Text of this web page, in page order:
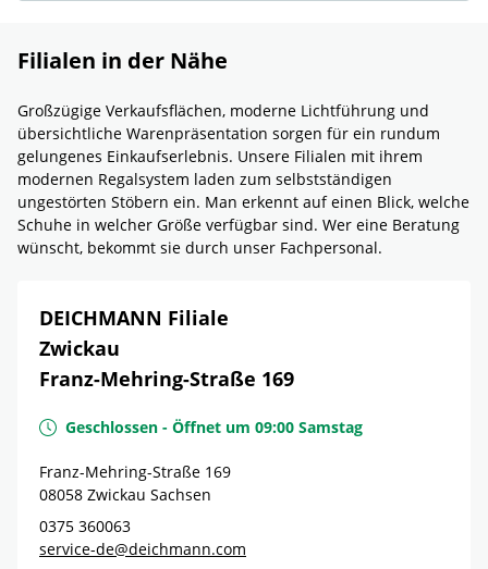
Filialen in der Nähe
Großzügige Verkaufsflächen, moderne Lichtführung und
übersichtliche Warenpräsentation sorgen für ein rundum
gelungenes Einkaufserlebnis. Unsere Filialen mit ihrem
modernen Regalsystem laden zum selbstständigen
ungestörten Stöbern ein. Man erkennt auf einen Blick, welche
Schuhe in welcher Größe verfügbar sind. Wer eine Beratung
wünscht, bekommt sie durch unser Fachpersonal.
DEICHMANN Filiale
Zwickau
Franz-Mehring-Straße 169
Geschlossen - Öffnet um 09:00 Samstag
Franz-Mehring-Straße 169
08058 Zwickau Sachsen
0375 360063
service-de@deichmann.com